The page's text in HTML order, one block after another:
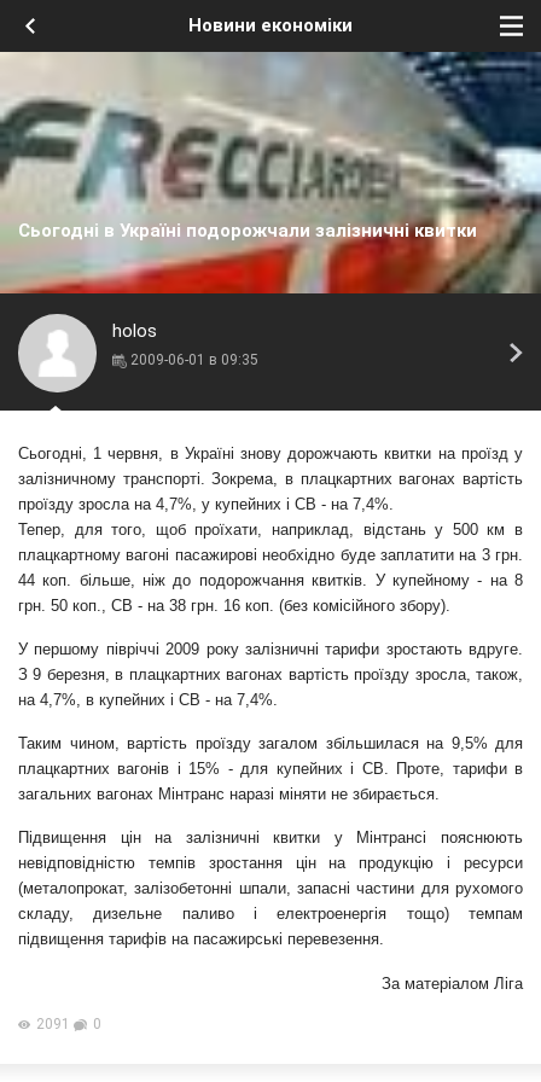
Новини економіки
Сьогодні в Україні подорожчали залізничні квитки
holos
2009-06-01 в 09:35
Сьогодні, 1 червня, в Україні знову дорожчають квитки на проїзд у
залізничному транспорті. Зокрема, в плацкартних вагонах вартість
проїзду зросла на 4,7%, у купейних і СВ - на 7,4%.
Тепер, для того, щоб проїхати, наприклад, відстань у 500 км в
плацкартному вагоні пасажирові необхідно буде заплатити на 3 грн.
44 коп. більше, ніж до подорожчання квитків. У купейному - на 8
грн. 50 коп., СВ - на 38 грн. 16 коп. (без комісійного збору).
У першому півріччі 2009 року залізничні тарифи зростають вдруге.
З 9 березня, в плацкартних вагонах вартість проїзду зросла, також,
на 4,7%, в купейних і СВ - на 7,4%.
Таким чином, вартість проїзду загалом збільшилася на 9,5% для
плацкартних вагонів і 15% - для купейних і СВ. Проте, тарифи в
загальних вагонах Мінтранс наразі міняти не збирається.
Підвищення цін на залізничні квитки у Мінтрансі пояснюють
невідповідністю темпів зростання цін на продукцію і ресурси
(металопрокат, залізобетонні шпали, запасні частини для рухомого
складу, дизельне паливо і електроенергія тощо) темпам
підвищення тарифів на пасажирські перевезення.
За матеріалом Ліга
2091 0